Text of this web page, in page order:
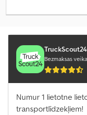
,
krautuves garums:7 000
TruckScout24
Bezmaksas
Numur 1 lietotne
transportlīdzekļiem!